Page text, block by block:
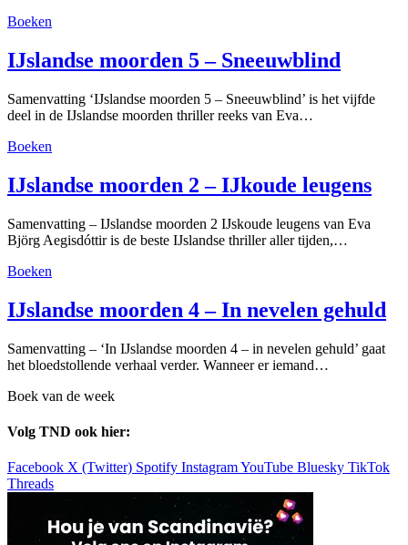
Boeken
IJslandse moorden 5 – Sneeuwblind
Samenvatting ‘IJslandse moorden 5 – Sneeuwblind’ is het vijfde
deel in de IJslandse moorden thriller reeks van Eva…
Boeken
IJslandse moorden 2 – IJkoude leugens
Samenvatting – IJslandse moorden 2 IJskoude leugens van Eva
Björg Aegisdóttir is de beste IJslandse thriller aller tijden,…
Boeken
IJslandse moorden 4 – In nevelen gehuld
Samenvatting – ‘In IJslandse moorden 4 – in nevelen gehuld’ gaat
het bloedstollende verhaal verder. Wanneer er iemand…
Boek van de week
Volg TND ook hier:
Facebook X (Twitter) Spotify InstagramYouTube Bluesky TikTok
Threads